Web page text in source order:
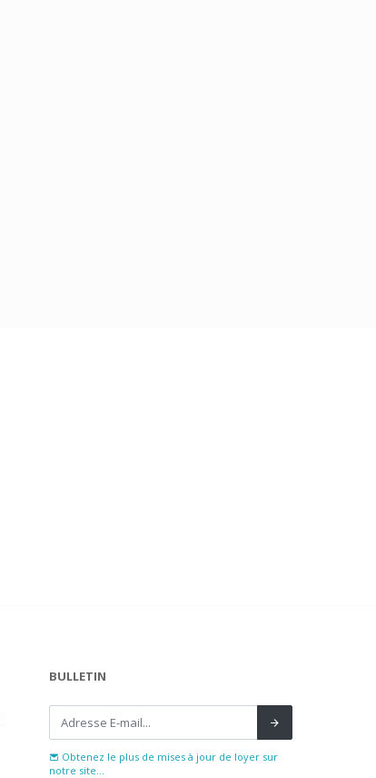
BULLETIN
Obtenez le plus de mises à jour de loyer sur
notre site...